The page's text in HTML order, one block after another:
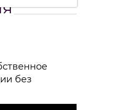
без